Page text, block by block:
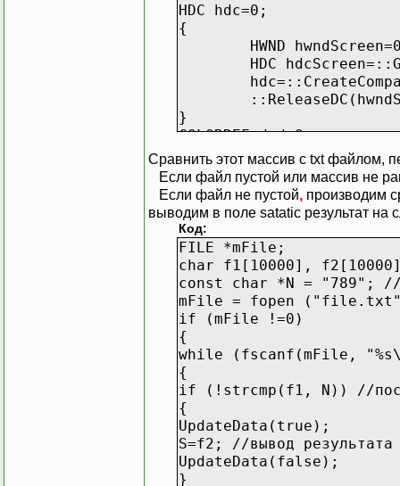
HDC hdc=0;
{
HWND
HDC
}
COLORREF dwd=0;
HBITMAP
{
{
{
char *buffer = new
char *next = buffer;
*next =
next++;
*next = 0;
fputs(buffer, file);
}
}
UpdateData(true);
Сравнить этот массив с txt файлом,
Если файл пустой или массив не
Если файл не пустой, производим
выводим в поле satatic результат на
Код:
FILE *mFile;
char f1[10000],
const char *N = "789"; //
mFile = fopen
if (mFile !=0)
{
while (fscanf(mFile,
{
if (!strcmp(f1, N)) //
{
S=f2; //вывод
UpdateData(false);
}